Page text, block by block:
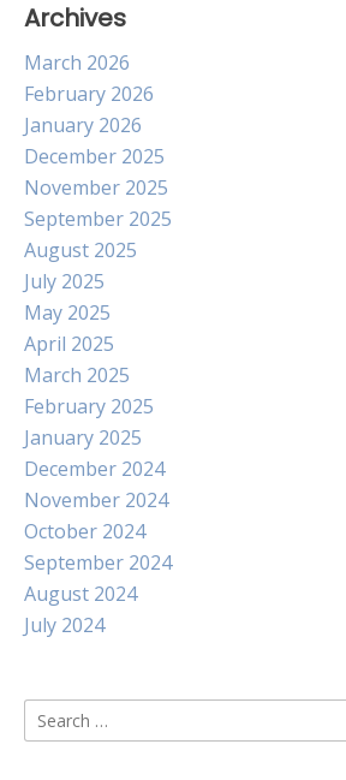
Archives
March 2026
February 2026
January 2026
December 2025
November 2025
September 2025
August 2025
July 2025
May 2025
April 2025
March 2025
February 2025
January 2025
December 2024
November 2024
October 2024
September 2024
August 2024
July 2024
Search
for: